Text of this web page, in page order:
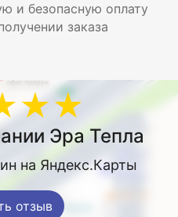
и безопасную оплату
заказа
Эра Тепла
на Яндекс.Карты
отзыв